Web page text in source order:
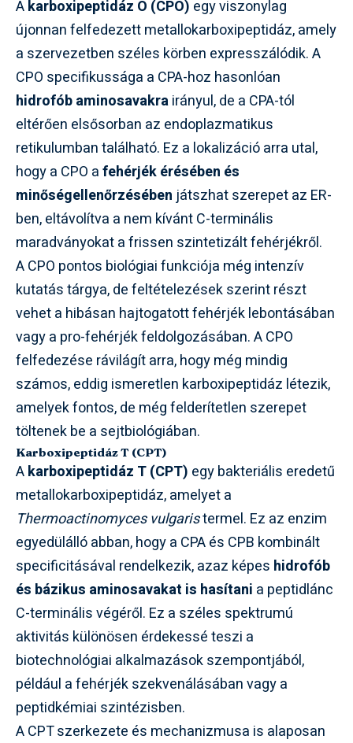
Akarboxipeptidáz O (CPO) egy viszonylag
újonnan felfedezett metallokarboxipeptidáz, amely
a szervezetben széles körben expresszálódik. A
CPO specifikussága a CPA-hoz hasonlóan
hidrofób aminosavakrairányul, de a CPA-tól
eltérően elsősorban az endoplazmatikus
retikulumban található. Ez a lokalizáció arra utal,
hogy a CPO afehérjék érésében és
minőségellenőrzésében játszhat szerepet az ER-
ben, eltávolítva a nem kívánt C-terminális
maradványokat a frissen szintetizált fehérjékről.
A CPO pontos biológiai funkciója még intenzív
kutatás tárgya, de feltételezések szerint részt
vehet a hibásan hajtogatott fehérjék lebontásában
vagy a pro-fehérjék feldolgozásában. A CPO
felfedezése rávilágít arra, hogy még mindig
számos, eddig ismeretlen karboxipeptidáz létezik,
amelyek fontos, de még felderítetlen szerepet
töltenek be a sejtbiológiában.
Karboxipeptidáz T (CPT)
Akarboxipeptidáz T (CPT) egy bakteriális eredetű
metallokarboxipeptidáz, amelyet a
Thermoactinomyces vulgaristermel. Ez az enzim
egyedülálló abban, hogy a CPA és CPB kombinált
specificitásával rendelkezik, azaz képes hidrofób
és bázikus aminosavakat is hasítani a peptidlánc
C-terminális végéről. Ez a széles spektrumú
aktivitás különösen érdekessé teszi a
biotechnológiai alkalmazások szempontjából,
például a fehérjék szekvenálásában vagy a
peptidkémiai szintézisben.
A CPT szerkezete és mechanizmusa is alaposan